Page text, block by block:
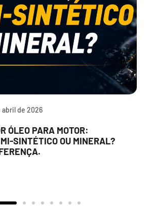
abril de 2026
ÓLEO PARA MOTOR:
SINTÉTICO OU MINERAL?